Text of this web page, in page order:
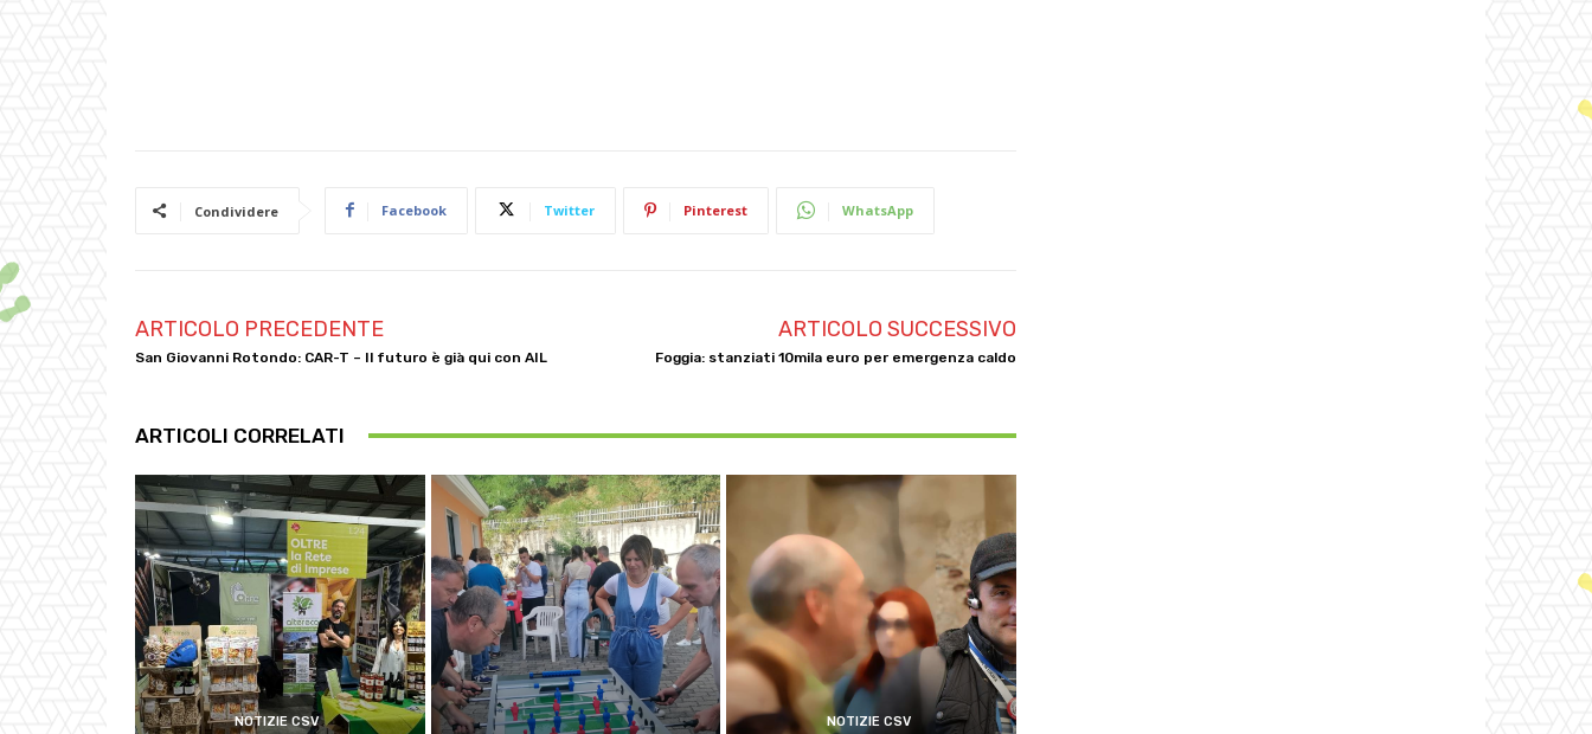
Condividere Facebook Twitter Pinterest WhatsApp
ARTICOLO PRECEDENTE
San Giovanni Rotondo: CAR-T – Il futuro è già qui con AIL
ARTICOLO SUCCESSIVO
Foggia: stanziati 10mila euro per emergenza caldo
ARTICOLI CORRELATI
NOTIZIE CSV NOTIZIE CSV